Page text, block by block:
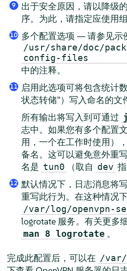
9
出于安全原因，请以降级
序。为此，请指定应使用
10 多个配置选项 — 请参见示
/usr/share/doc/
config-files
中的注释。
11 启用此选项可将包含统计
状态转储”）写入命名的文
所有输出将写入到可通过
志中。如果您有多个配置
用，一个在工作时使用）
备名。这可以避免意外重
名是 tun0 （取自 dev
12 默认情况下，日志消息将
重写此行为。在这种情况
/var/log/openvpn-
logrotate 服务。有关更多
man 8 logrotate 。
完成此配置后，可以在 /var/